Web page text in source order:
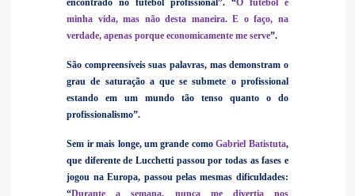
encontrado no futebol profissional”. “O futebol é
minha vida, mas não desta maneira. E o faço, na
verdade, apenas porque economicamente me serve”.
São compreensíveis suas palavras, mas demonstram o
grau de saturação a que se submete o profissional
estando em um mundo tão tenso quanto o do
profissionalismo”.
Sem ir mais longe, um grande comoGabriel Batistuta,
que diferente de Lucchetti passou por todas as fases e
jogou na Europa, passou pelas mesmas dificuldades: